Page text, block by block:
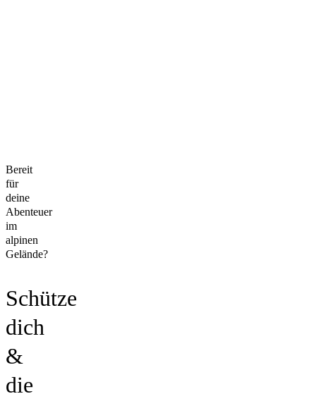
Bereit
für
deine
Abenteuer
im
alpinen
Gelände?
Schütze
dich
&
die